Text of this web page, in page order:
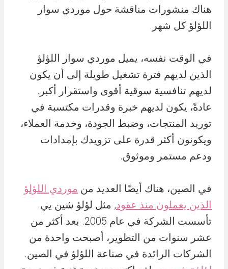
هناك منشورات مناقشة حول موردي سوار
اللؤلؤ كل شهر.
في الوقت نفسه، يميل موردي سوار اللؤلؤ
الذين لديهم فترة تشغيل طويلة إلى أن يكون
لديهم تنافسية سوقية أقوى واستقرار أكبر.
عادةً، يكون لديهم خبرة وقدرات مكتسبة في
توريد المنتجات، وضبط الجودة، وخدمة العملاء،
ويكونون أكثر قدرة على تزويدك بإمدادات
ودعم مستمر وموثوق.
في الصين، هناك أيضًا العديد من موردي اللؤلؤ
الذين يعملون منذ عقود, مثل لؤلؤ شين يي.
تأسست الشركة في عام 2005. بعد أكثر من
عشر سنوات من التطوير، أصبحت واحدة من
الشركات الرائدة في صناعة اللؤلؤ في الصين.